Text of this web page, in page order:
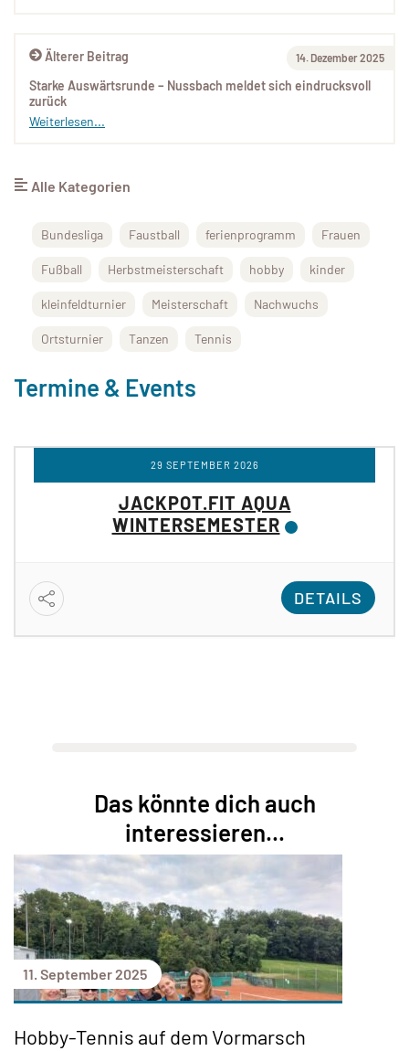
Älterer Beitrag 14. Dezember 2025
Starke Auswärtsrunde – Nussbach meldet sich eindrucksvoll
zurück
Weiterlesen...
Alle Kategorien
Bundesliga Faustball ferienprogramm Frauen
Fußball Herbstmeisterschaft hobby kinder
kleinfeldturnier Meisterschaft Nachwuchs
Ortsturnier Tanzen Tennis
Termine & Events
29 SEPTEMBER 2026
JACKPOT.FIT AQUA
WINTERSEMESTER
DETAILS
Das könnte dich auch
interessieren...
11. September 2025
Hobby-Tennis auf dem Vormarsch